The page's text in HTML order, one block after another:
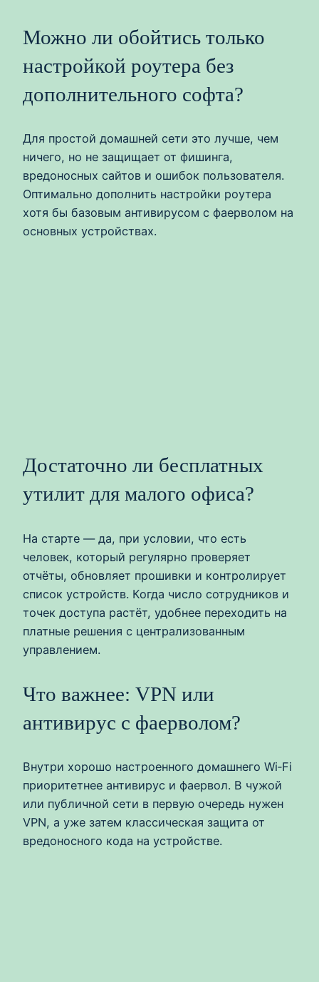
Можно ли обойтись только
настройкой роутера без
дополнительного софта?
Для простой домашней сети это лучше, чем
ничего, но не защищает от фишинга,
вредоносных сайтов и ошибок пользователя.
Оптимально дополнить настройки роутера
хотя бы базовым антивирусом с фаерволом на
основных устройствах.
Достаточно ли бесплатных
утилит для малого офиса?
На старте — да, при условии, что есть
человек, который регулярно проверяет
отчёты, обновляет прошивки и контролирует
список устройств. Когда число сотрудников и
точек доступа растёт, удобнее переходить на
платные решения с централизованным
управлением.
Что важнее: VPN или
антивирус с фаерволом?
Внутри хорошо настроенного домашнего Wi‑Fi
приоритетнее антивирус и фаервол. В чужой
или публичной сети в первую очередь нужен
VPN, а уже затем классическая защита от
вредоносного кода на устройстве.